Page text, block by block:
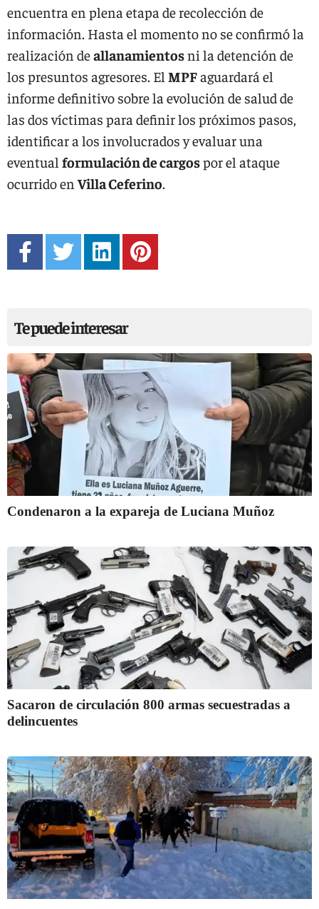
encuentra en plena etapa de recolección de
información. Hasta el momento no se confirmó la
realización deallanamientosni la detención de
los presuntos agresores. El MPFaguardará el
informe definitivo sobre la evolución de salud de
las dos víctimas para definir los próximos pasos,
identificar a los involucrados y evaluar una
eventual formulación de cargospor el ataque
ocurrido enVilla Ceferino.
Te puede interesar
Condenaron a la expareja de Luciana Muñoz
Sacaron de circulación 800 armas secuestradas a
delincuentes